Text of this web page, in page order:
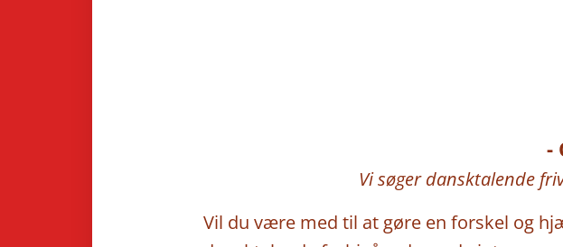
-
Vi søger dansktalende
Vil du være med til at gøre en forskel og